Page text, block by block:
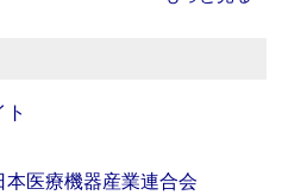
医療機器産業連合会